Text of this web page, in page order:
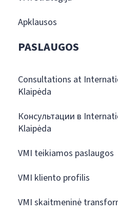
Apklausos
PASLAUGOS
Consultations at
Klaipėda
Консультации в
Klaipėda
VMI teikiamos paslaugos
VMI kliento profilis
VMI skaitmeninė